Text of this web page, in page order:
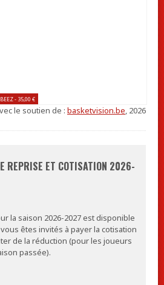
- 35,00 €
le soutien de : basketvision.be, 2026
REPRISE ET COTISATION 2026-
la saison 2026-2027 est disponible
êtes invités à payer la cotisation
de la réduction (pour les joueurs
passée).